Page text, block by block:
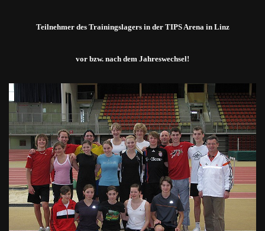
Teilnehmer des Trainingslagers in der TIPS Arena in Linz
vor bzw. nach dem Jahreswechsel!